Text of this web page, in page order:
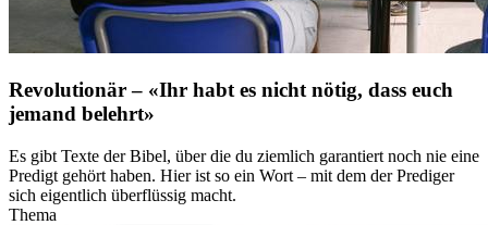
Revolutionär – «Ihr habt es nicht nötig, dass euch
jemand belehrt»
Es gibt Texte der Bibel, über die du ziemlich garantiert noch nie eine
Predigt gehört haben. Hier ist so ein Wort – mit dem der Prediger
sich eigentlich überflüssig macht.
Thema